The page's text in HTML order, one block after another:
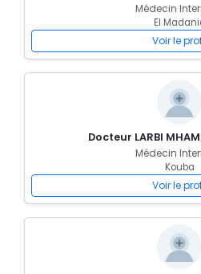
Médecin
El
Voir le
Docteur LARBI
Médecin
Kouba
Voir le